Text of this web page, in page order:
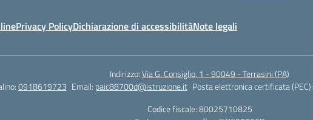
Privacy PolicyDichiarazione di accessibilitàNote legali
Indirizzo:Via G. Consiglio, 1 - 90049 - Terrasini (PA)
0918619723 Email: paic88700d@istruzione.it Posta elettronica certificata (PEC):
Codice fiscale: 80025710825